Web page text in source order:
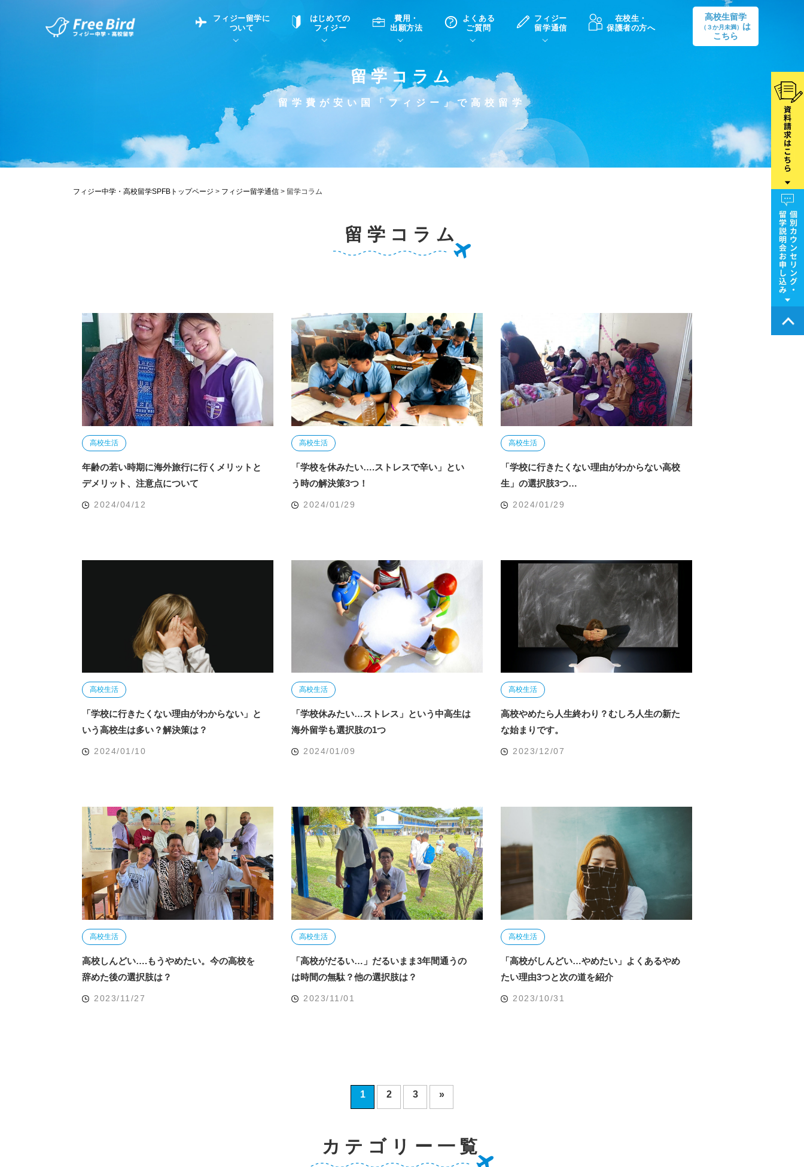
フィジー留学に
ついて
フィジー留学について 中学・高校留学の意義
はじめての
フィジー
滞在先
費用・
出願方法
高校留学
よくある
ご質問
フィジーでの生活Q&A ホームステイQ&A
現地高校Q&A
英語についてQ&A
フィジー
留学通信
フィジー留学通信TOP 学生インタビュー（在校生）
留学コラム
在校生・
保護者の方へ
高校生留学
（３か月未満）
は
こちら
留学コラム
留学費が安い国「フィジー」で高校留学
フィジー中学・高校留学SPFBトップページ > フィジー留学通信 > 留学コラム
留学コラム
高校生活
年齢の若い時期に海外旅行に行くメリットと
デメリット、注意点について
2024/04/12
高校生活
「学校を休みたい….ストレスで辛い」とい
う時の解決策3つ！
2024/01/29
高校生活
「学校に行きたくない理由がわからない高校
生」の選択肢3つ…
2024/01/29
高校生活
「学校に行きたくない理由がわからない」と
いう高校生は多い？解決策は？
2024/01/10
高校生活
「学校休みたい…ストレス」という中高生は
海外留学も選択肢の1つ
2024/01/09
高校生活
高校やめたら人生終わり？むしろ人生の新た
な始まりです。
2023/12/07
高校生活
高校しんどい….もうやめたい。今の高校を
辞めた後の選択肢は？
2023/11/27
高校生活
「高校がだるい…」だるいまま3年間通うの
は時間の無駄？他の選択肢は？
2023/11/01
高校生活
「高校がしんどい…やめたい」よくあるやめ
たい理由3つと次の道を紹介
2023/10/31
1 2 3 »
カテゴリー一覧